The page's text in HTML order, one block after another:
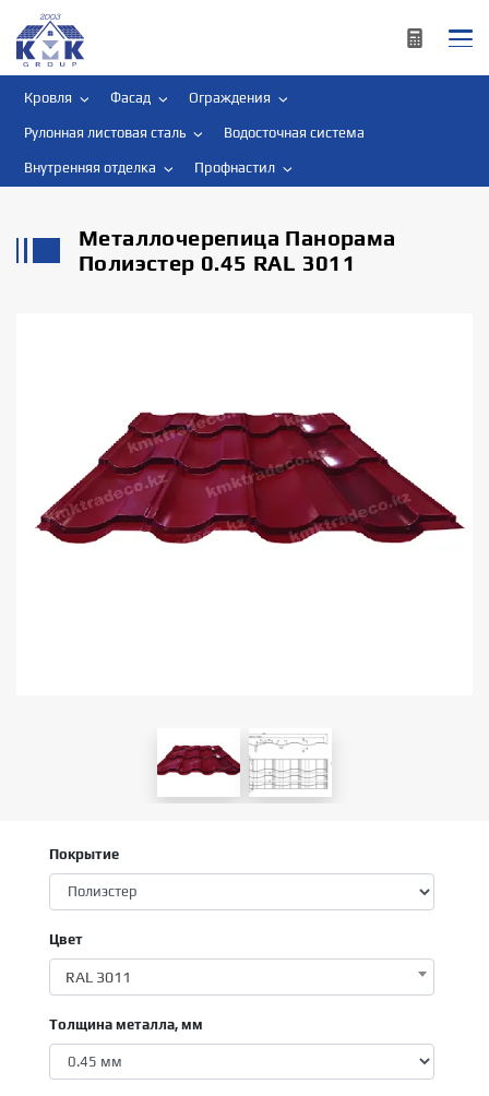
Кровля Фасад Ограждения
Рулонная листовая сталь Водосточная система
Внутренняя отделка Профнастил
Металлочерепица Панорама
Полиэстер 0.45 RAL 3011
Покрытие
Цвет
RAL 3011
Толщина металла, мм